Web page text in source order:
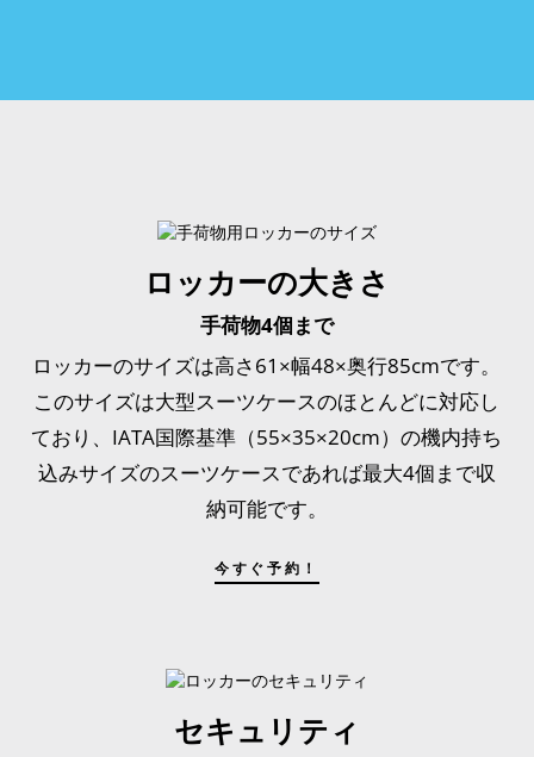
ロッカーの大きさ
手荷物4個まで
ロッカーのサイズは高さ61×幅48×奥行85cmです。
このサイズは大型スーツケースのほとんどに対応し
ており、IATA国際基準（55×35×20cm）の機内持ち
込みサイズのスーツケースであれば最大4個まで収
納可能です。
今すぐ予約！
セキュリティ